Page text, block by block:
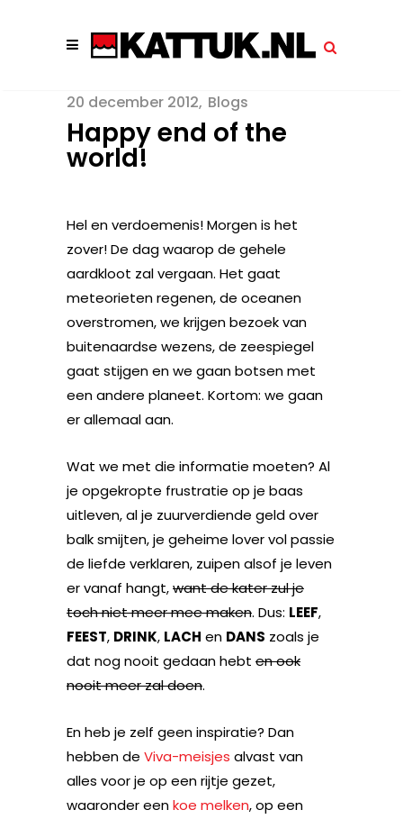
20 december 2012 Blogs
Happy end of the
world!
Hel en verdoemenis! Morgen is het
zover! De dag waarop de gehele
aardkloot zal vergaan. Het gaat
meteorieten regenen, de oceanen
overstromen, we krijgen bezoek van
buitenaardse wezens, de zeespiegel
gaat stijgen en we gaan botsen met
een andere planeet. Kortom: we gaan
er allemaal aan.
Wat we met die informatie moeten? Al
je opgekropte frustratie op je baas
uitleven, al je zuurverdiende geld over
balk smijten, je geheime lover vol passie
de liefde verklaren, zuipen alsof je leven
er vanaf hangt,want de kater zul je
toch niet meer mee maken. Dus: LEEF,
FEEST, DRINK, LACH en DANS zoals je
dat nog nooit gedaan hebt en ook
nooit meer zal doen.
En heb je zelf geen inspiratie? Dan
hebben de Viva-meisjes alvast van
alles voor je op een rijtje gezet,
waaronder eenkoe melken, op een